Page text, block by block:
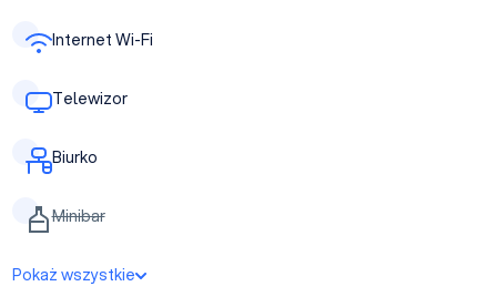
Internet Wi-Fi
Telewizor
Biurko
Minibar
Pokaż wszystkie